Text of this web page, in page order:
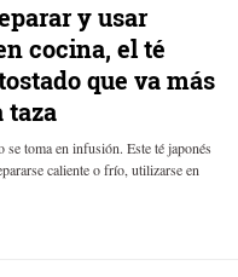
y usar
cocina, el té
que va más
taza
se toma en infusión. Este té japonés
caliente o frío, utilizarse en